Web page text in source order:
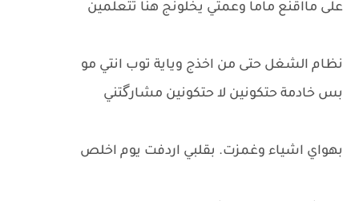
على مااقنع ماما وعمتي يخلونج هنا تتعلمين
نظام الشغل حتى من اخذج وياية توب انتي مو
بس خادمة حتكونين لا حتكونين مشارگتني
بهواي اشياء وغمزت. بقلبي اردفت يوم اخلص